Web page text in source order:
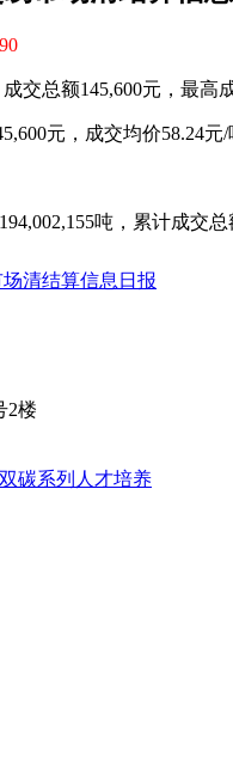
交总额145,600元，最高
元，成交均价58.24元/
吨，累计成交总
场清结算信息日报
2楼
双碳系列人才培养